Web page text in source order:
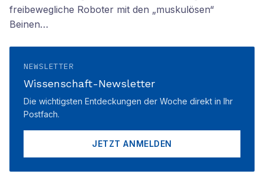
freibewegliche Roboter mit den „muskulösen“
Beinen…
NEWSLETTER
Wissenschaft-Newsletter
Die wichtigsten Entdeckungen der Woche direkt in Ihr
Postfach.
JETZT ANMELDEN